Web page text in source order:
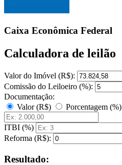
Caixa Econômica Federal
Calculadora de leilão
Valor do Imóvel (R$):
Comissão do Leiloeiro (%):
Documentação:
Valor (R$)
Porcentagem (%)
ITBI (%)
Reforma (R$):
Resultado: